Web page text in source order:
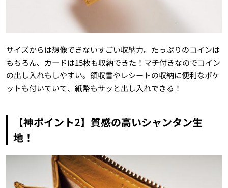
サイズからは想像できないすごい収納力。たっぷりのコインは
もちろん、カードは15枚も収納できた！マチ付きなのでコイン
の出し入れもしやすい。領収書やレシートの収納に便利なポケ
ットも付いていて、紙幣もサッと出し入れできる！
【神ポイント2】質感の高いシャンタン生
地！